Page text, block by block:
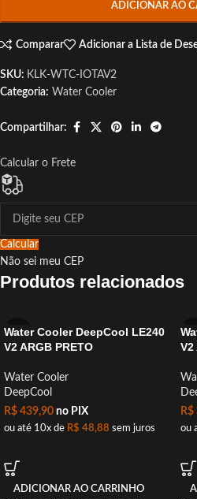
ADICIONAR AO
Comparar Adicionar a Lista de
SKU: KLK-WTC-IOTAV2
Categoria: Water Cooler
Compartilhar:
Calcular o Frete
Calcular
Não sei meu CEP
Produtos relacionados
Water Cooler DeepCool LE240
V2 ARGB PRETO
Water Cooler
DeepCool
R$ 439,90 no PIX
ou até 10x de R$ 48,88 sem juros
ADICIONAR AO CARRINHO
V2
R$
ou